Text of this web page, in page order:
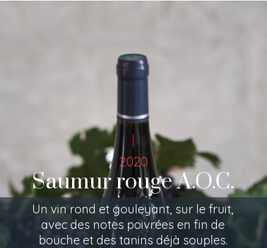
2020
Saumur rouge A.O.C.
Un vin rond et gouleyant, sur le fruit,
avec des notes poivrées en fin de
bouche et des tanins déjà souples.